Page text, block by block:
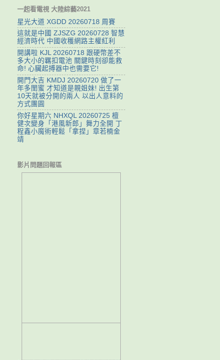
一起看電視 大陸綜藝2021
星光大道 XGDD 20260718 周賽
這就是中國 ZJSZG 20260728 智慧
經濟時代 中國收穫網路主權紅利
開講啦 KJL 20260718 跟硬幣差不
多大小的羈扣電池 關鍵時刻卻能救
命! 心臟起搏器中也需要它!
開門大吉 KMDJ 20260720 做了一
年多閨蜜 才知道是親姐妹! 出生第
10天就被分開的兩人 以出人意料的
方式團圓
你好星期六 NHXQL 20260725 檀
健次變身「港風新郎」舞力全開 丁
程鑫小魔術輕鬆「拿捏」章若楠金
靖
影片問題回報區